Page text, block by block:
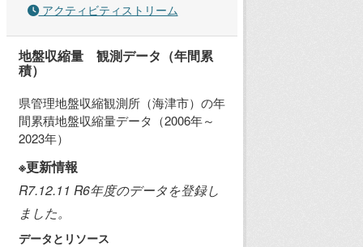
アクティビティストリーム
地盤収縮量 観測データ（年間累
積）
県管理地盤収縮観測所（海津市）の年
間累積地盤収縮量データ（2006年～
2023年）
※更新情報
R7.12.11 R6年度のデータを登録し
ました。
データとリソース